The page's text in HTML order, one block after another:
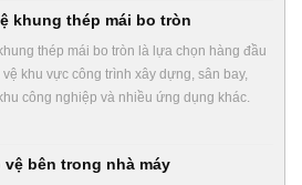
khung thép mái bo tròn
thép mái bo tròn là lựa chọn hàng đầu
khu vực công trình xây dựng, sân bay,
công nghiệp và nhiều ứng dụng khác.
vệ bên trong nhà máy